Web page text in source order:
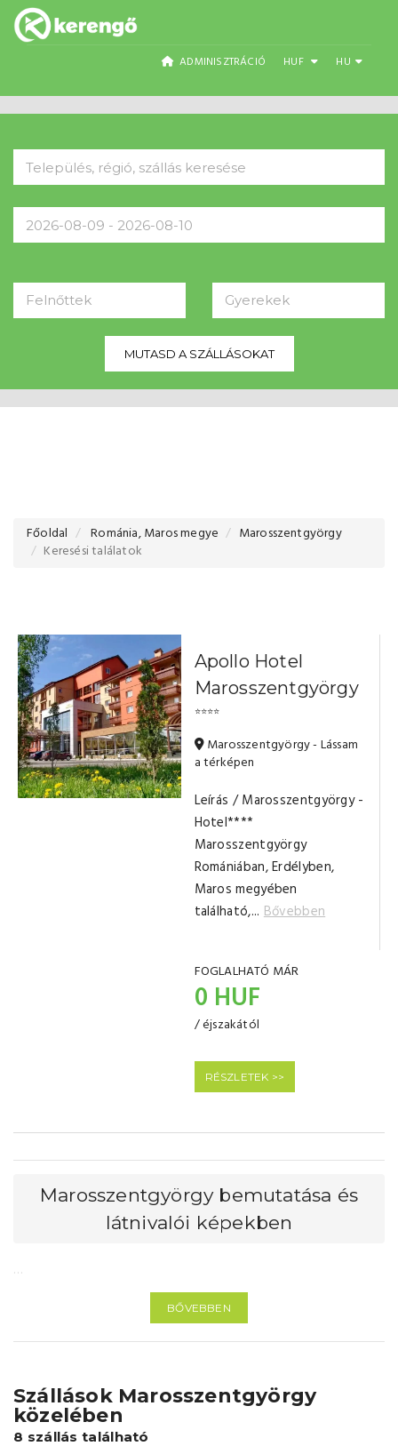
ADMINISZTRÁCIÓ HUF HU
Felnőttek Gyerekek
MUTASD A SZÁLLÁSOKAT
Főoldal Románia, Maros megye
Marosszentgyörgy
Keresési találatok
Apollo Hotel
Marosszentgyörgy
⭐⭐⭐⭐
Marosszentgyörgy - Lássam
a térképen
Leírás / Marosszentgyörgy -
Hotel****
Marosszentgyörgy
Romániában, Erdélyben,
Maros megyében
található,... Bővebben
FOGLALHATÓ MÁR
0 HUF
/ éjszakától
RÉSZLETEK >>
Marosszentgyörgy bemutatása és
látnivalói képekben
…
BŐVEBBEN
Szállások Marosszentgyörgy
közelében
8 szállás található